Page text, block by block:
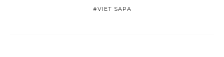
#VIET SAPA